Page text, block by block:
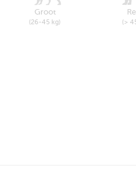
Groot
(26-45 kg) (>